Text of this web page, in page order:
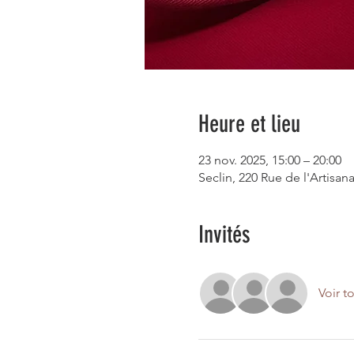
Heure et lieu
23 nov. 2025, 15:00 – 20:00
Seclin, 220 Rue de
Invités
Voir